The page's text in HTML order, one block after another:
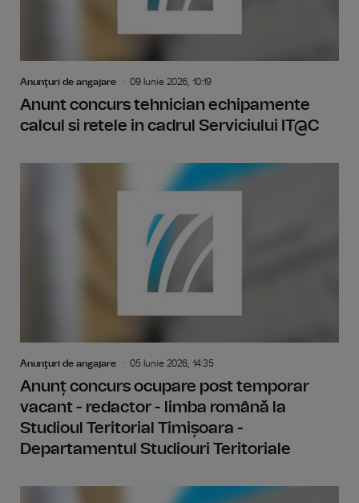
Anunţuri de angajare 09 Iunie 2026, 10:19
Anunt concurs tehnician echipamente
calcul si retele in cadrul Serviciului IT@C
Anunţuri de angajare 05 Iunie 2026, 14:35
Anunț concurs ocupare post temporar
vacant - redactor - limba română la
Studioul Teritorial Timișoara -
Departamentul Studiouri Teritoriale